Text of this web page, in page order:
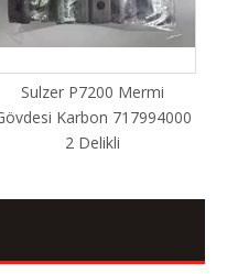
Sulzer P7300HP Besleyici
Tutucu 270.013.363 Tırtıllı
20n